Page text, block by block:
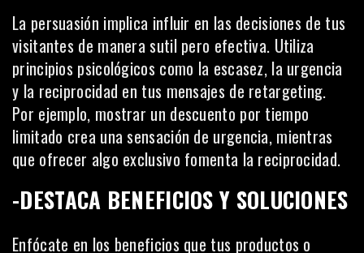
La persuasión implica influir en las decisiones de tus
visitantes de manera sutil pero efectiva. Utiliza
principios psicológicos como la escasez, la urgencia
y la reciprocidad en tus mensajes de retargeting.
Por ejemplo, mostrar un descuento por tiempo
limitado crea una sensación de urgencia, mientras
que ofrecer algo exclusivo fomenta la reciprocidad.
-DESTACA BENEFICIOS Y SOLUCIONES
Enfócate en los beneficios que tus productos o